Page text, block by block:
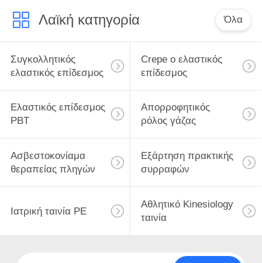
Λαϊκή κατηγορία Όλα
Συγκολλητικός
ελαστικός επίδεσμος
Crepe ο ελαστικός
επίδεσμος
Ελαστικός επίδεσμος
PBT
Απορροφητικός
ρόλος γάζας
Ασβεστοκονίαμα
θεραπείας πληγών
Εξάρτηση πρακτικής
συρραφών
Ιατρική ταινία PE
Αθλητικό Kinesiology
ταινία